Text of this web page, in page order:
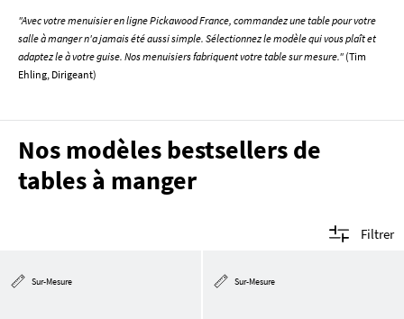
"Avec votre menuisier en ligne Pickawood France, commandez une table pour votre
salle à manger n'a jamais été aussi simple. Sélectionnez le modèle qui vous plaît et
adaptez le à votre guise. Nos menuisiers fabriquent votre table sur mesure." (Tim
Ehling, Dirigeant)
Nos modèles bestsellers de
tables à manger
Filtrer
Sur-Mesure Sur-Mesure